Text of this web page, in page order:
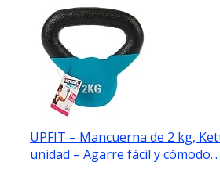
UPFIT – Mancuerna de 2 kg,
unidad – Agarre fácil y cómodo...